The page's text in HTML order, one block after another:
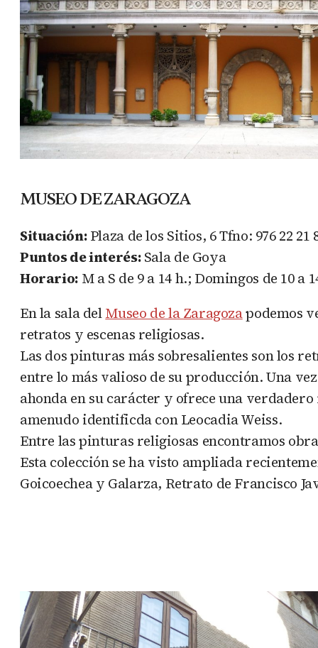
MUSEO DE ZARAGOZA
Situación:Plaza de los Sitios, 6 Tfno: 976 22 21
Puntos de interés:Sala de Goya
Horario:M a S de 9 a 14 h.; Domingos de 10
En la sala delMuseo de la Zaragozapodemos
retratos y escenas religiosas.
Las dos pinturas más sobresalientes son los
entre lo más valioso de su producción. Una
ahonda en su carácter y ofrece una
amenudo identificda con Leocadia Weiss.
Entre las pinturas religiosas encontramos
Esta colección se ha visto ampliada
Goicoechea y Galarza, Retrato de Francisco